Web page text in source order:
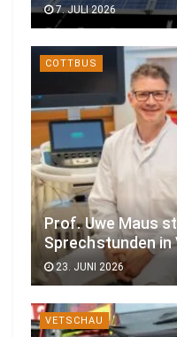
7. JULI 2026
COTTBUS
Prof. Uwe Maus
Sprechstunden
23. JUNI 2026
VETSCHAU